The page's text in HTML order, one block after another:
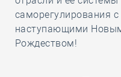
саморегулирования с
наступающими
Рождеством!